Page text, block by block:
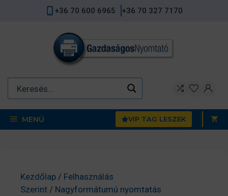
+36 70 600 6965 +36 70 327 7170
MENÜ VIP TAG LESZEK
Kezdőlap / Felhasználás
Szerint / Nagyformátumú nyomtatás